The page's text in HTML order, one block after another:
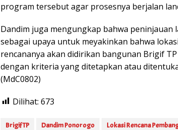
program tersebut agar prosesnya berjalan
Dandim juga mengungkap bahwa peninjauan
sebagai upaya untuk meyakinkan bahwa
rencananya akan didirikan bangunan Brigif
dengan kriteria yang ditetapkan atau
(MdC0802)
Dilihat: 673
Brigif TP Dandim Ponorogo Lokasi Rencana